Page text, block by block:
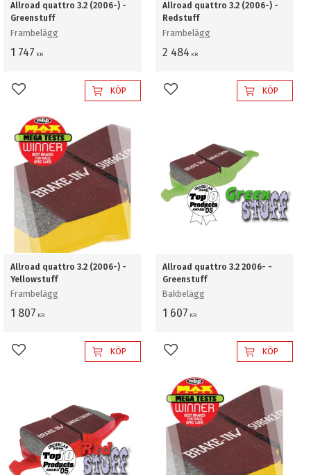
Allroad quattro 3.2 (2006-) -
Greenstuff
Frambelägg
1 747 KR
Lägg till i favoriterKÖP
Allroad quattro 3.2 (2006-) -
Redstuff
Frambelägg
2 484 KR
Lägg till i favoriterKÖP
Allroad quattro 3.2 (2006-) -
Yellowstuff
Frambelägg
1 807 KR
Lägg till i favoriterKÖP
Allroad quattro 3.2 2006- -
Greenstuff
Bakbelägg
1 607 KR
Lägg till i favoriterKÖP